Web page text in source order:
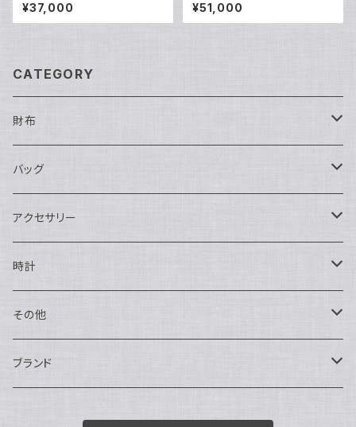
¥37,000 ¥51,000
CATEGORY
財布
長財布
二つ折り
バッグ
ショルダーバッグ・ボディバッグ
ハンドバッグ・ポーチ
トートバッグ
バックパック・リュックサック
アクセサリー
ネックレス
指輪
ピアス・イヤリング
時計
アナログ・機械式
アナログ・クォーツ
その他
ペン・万年筆
ブランド